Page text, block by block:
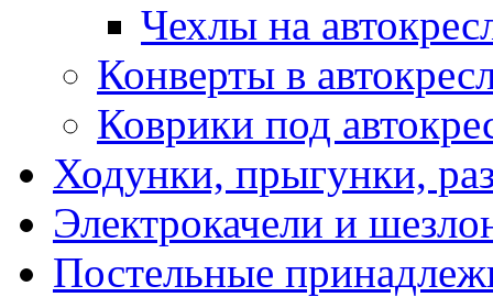
Чехлы на
Конверты в
Коврики под
Ходунки, прыгунки,
Электрокачели и
Постельные